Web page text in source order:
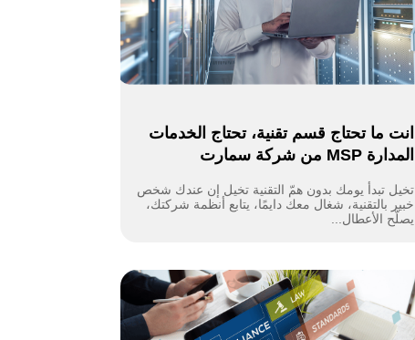
انت ما تحتاج قسم تقنية، تحتاج الخدمات
المدارة MSP من شركة سمارت
تخيل تبدأ يومك بدون همّ التقنية تخيل إن عندك شخص
خبير بالتقنية، شغال معك دايمًا، يتابع أنظمة شركتك،
يصلّح الأعطال...